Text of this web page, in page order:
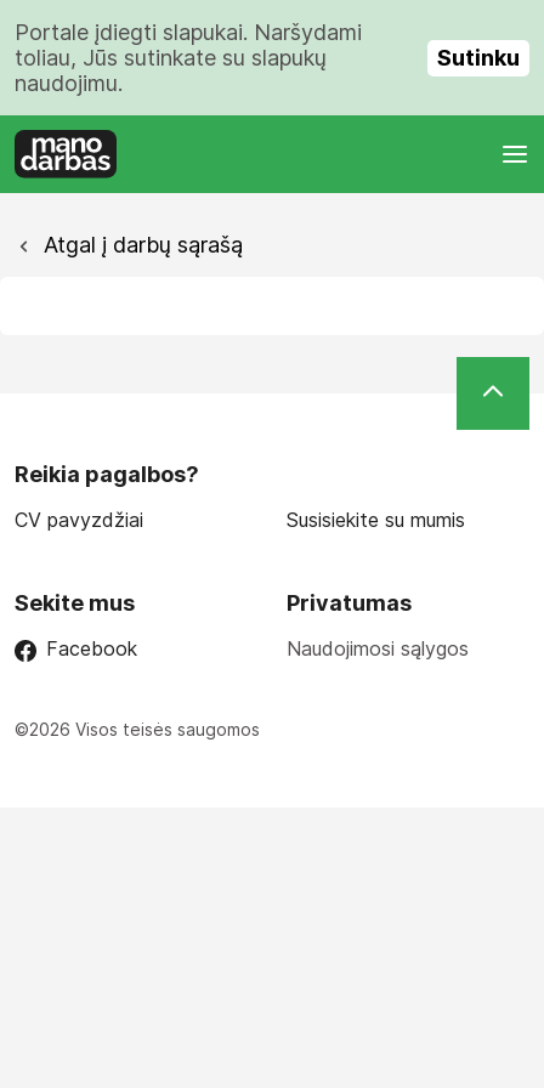
Portale įdiegti slapukai. Naršydami
toliau, Jūs sutinkate su slapukų
naudojimu.
Sutinku
Atgal į darbų sąrašą
Reikia pagalbos?
CV pavyzdžiai Susisiekite su mumis
Sekite mus
Facebook
Privatumas
Naudojimosi sąlygos
©2026 Visos teisės saugomos